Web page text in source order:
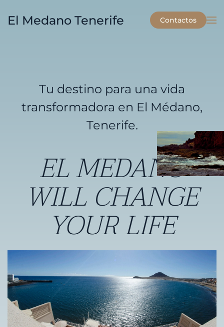
Skip to main content
El Medano Tenerife Contactos
Tu destino para una vida
transformadora en El Médano,
Tenerife.
EL MEDANO
WILL CHANGE
YOUR LIFE